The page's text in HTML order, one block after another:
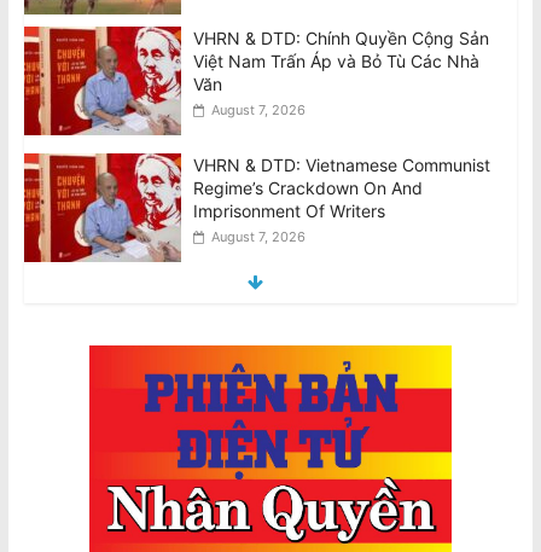
VHRN & DTD: Vietnamese Communist
Regime’s Crackdown On And
Imprisonment Of Writers
August 7, 2026
Biểu Tình Phản Đối Tô Lâm Tới Quốc
Hội Úc, T.Ba 11/8 @10am Trước Nhà
Quốc Hội Liên Bang–Canberra
August 7, 2026
Thư Kiêm Chủ Tịch Nước CHXHCN
Việt Nam Thăm Viếng Nước Úc.
August 7, 2026
Announcement: Objection to the Visit
of General of Public Security, General
Secretary and State President of the
Socialist Republic of Vietnam, to
Australia